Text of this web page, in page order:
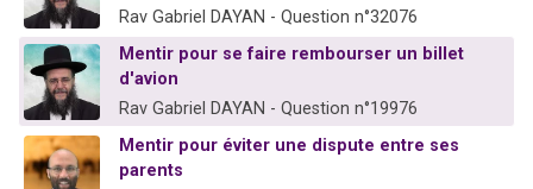
Rav Gabriel DAYAN - Question n°32076
Mentir pour se faire rembourser un billet
d'avion
Rav Gabriel DAYAN - Question n°19976
Mentir pour éviter une dispute entre ses
parents